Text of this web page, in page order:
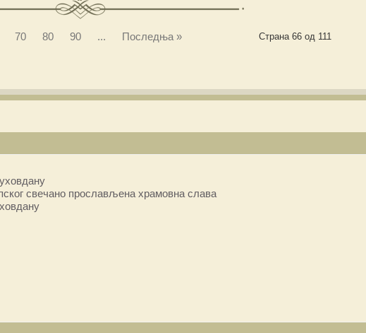
Страна 66 од 111
70 80 90 ... Последња »
свечано прослављена храмовна слава